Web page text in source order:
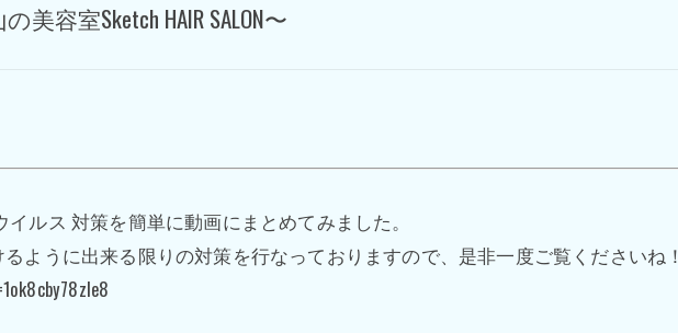
容室Sketch HAIR SALON〜
イルス 対策を簡単に動画にまとめてみました。
ように出来る限りの対策を行なっておりますので、是非一度ご覧くださいね！